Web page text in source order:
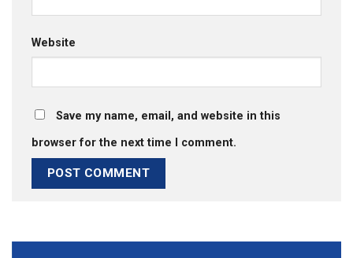
Website
Save my name, email, and website in this
browser for the next time I comment.